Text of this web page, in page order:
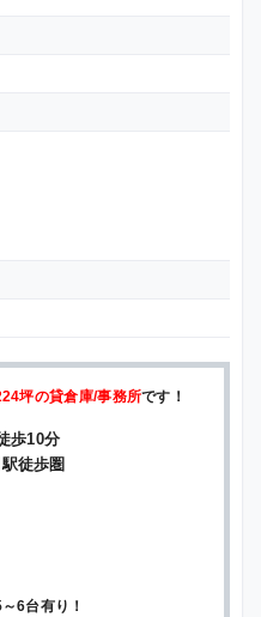
坪の貸倉庫/事務所です！
歩10分
徒歩圏
6台有り！